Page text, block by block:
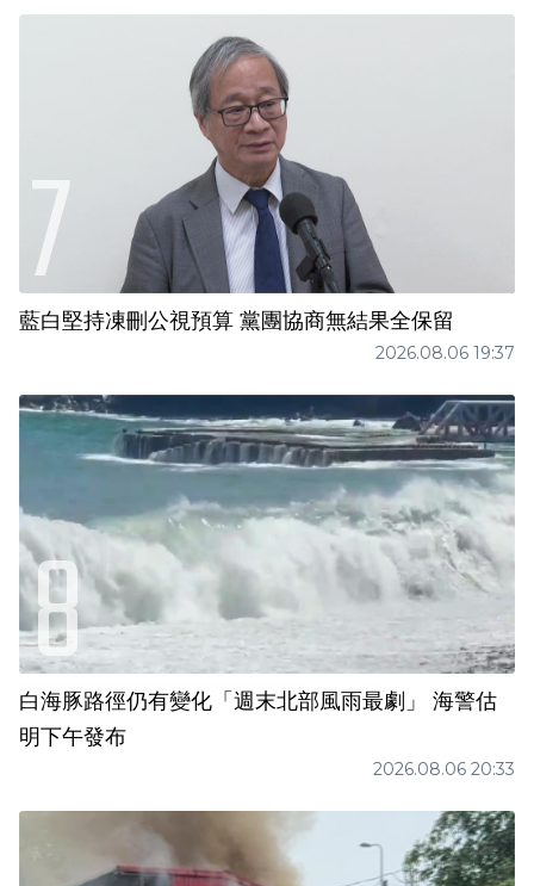
藍白堅持凍刪公視預算 黨團協商無結果全保留
2026.08.06 19:37
白海豚路徑仍有變化「週末北部風雨最劇」 海警估
明下午發布
2026.08.06 20:33